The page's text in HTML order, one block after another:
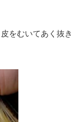
をむいてあく抜き